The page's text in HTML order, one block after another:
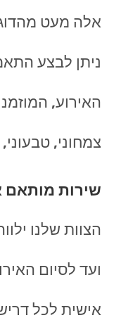
אלה מעט
ניתן לבצע
האירוע,
צמחוני,
שירות מותאם
הצוות שלנו
ועד לסיום
אישית לכל